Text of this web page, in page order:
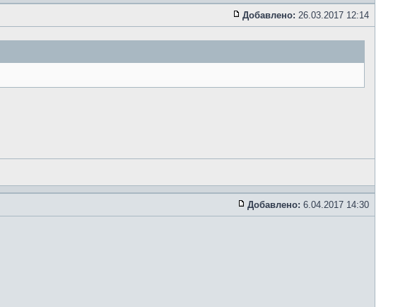
Добавлено: 26.03.2017 12:14
Добавлено: 6.04.2017 14:30